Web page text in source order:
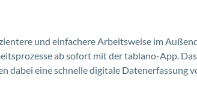
und einfachere Arbeitsweise im
ab sofort mit der tablano-App.
dabei eine schnelle digitale Datenerfassung